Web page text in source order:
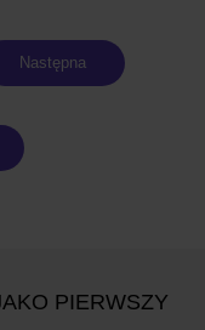
Następna
PIERWSZY